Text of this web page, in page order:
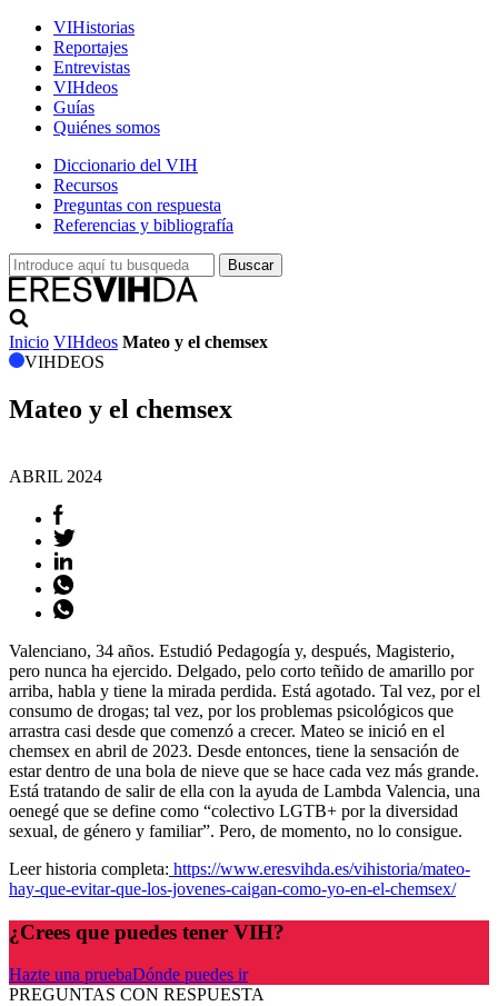
VIHistorias
Reportajes
Entrevistas
VIHdeos
Guías
Quiénes somos
Diccionario del VIH
Recursos
Preguntas con respuesta
Referencias y bibliografía
Inicio VIHdeos Mateo y el chemsex
VIHDEOS
Mateo y el chemsex
ABRIL 2024
Valenciano, 34 años. Estudió Pedagogía y, después, Magisterio,
pero nunca ha ejercido. Delgado, pelo corto teñido de amarillo por
arriba, habla y tiene la mirada perdida. Está agotado. Tal vez, por el
consumo de drogas; tal vez, por los problemas psicológicos que
arrastra casi desde que comenzó a crecer. Mateo se inició en el
chemsex en abril de 2023. Desde entonces, tiene la sensación de
estar dentro de una bola de nieve que se hace cada vez más grande.
Está tratando de salir de ella con la ayuda de Lambda Valencia, una
oenegé que se define como “colectivo LGTB+ por la diversidad
sexual, de género y familiar”. Pero, de momento, no lo consigue.
Leer historia completa: https://www.eresvihda.es/vihistoria/mateo-
hay-que-evitar-que-los-jovenes-caigan-como-yo-en-el-chemsex/
¿Crees que puedes tener VIH?
Hazte una pruebaDónde puedes ir
PREGUNTAS CON RESPUESTA